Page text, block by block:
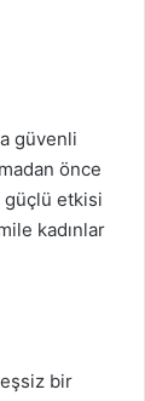
güvenli
önce
güçlü etkisi
kadınlar
bir